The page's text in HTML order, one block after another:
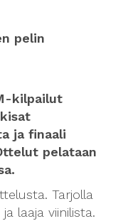
pelin
kilpailut
ja finaali
pelataan
Tarjolla
laaja viinilista.